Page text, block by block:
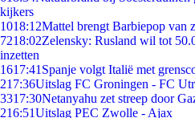
kijkers
1018:12Mattel brengt Barbiepop van
7218:02Zelensky: Rusland wil tot
inzetten
1617:41 Spanje volgt Italië met
217:36Uitslag FC Groningen - FC
3317:30Netanyahu zet streep door
216:51Uitslag PEC Zwolle - Ajax